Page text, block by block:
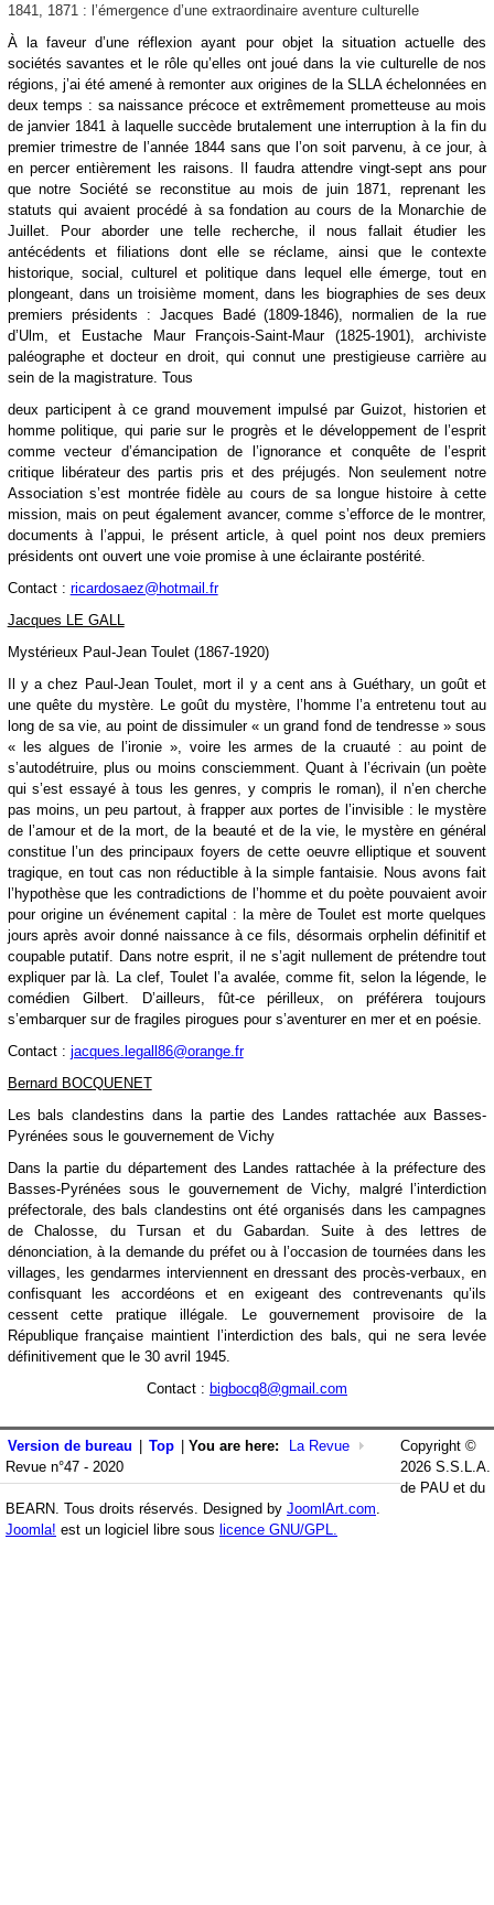
1841, 1871 : l’émergence d’une extraordinaire aventure culturelle
À la faveur d’une réflexion ayant pour objet la situation actuelle des
sociétés savantes et le rôle qu’elles ont joué dans la vie culturelle de nos
régions, j’ai été amené à remonter aux origines de la SLLA échelonnées en
deux temps : sa naissance précoce et extrêmement prometteuse au mois
de janvier 1841 à laquelle succède brutalement une interruption à la fin du
premier trimestre de l’année 1844 sans que l’on soit parvenu, à ce jour, à
en percer entièrement les raisons. Il faudra attendre vingt-sept ans pour
que notre Société se reconstitue au mois de juin 1871, reprenant les
statuts qui avaient procédé à sa fondation au cours de la Monarchie de
Juillet. Pour aborder une telle recherche, il nous fallait étudier les
antécédents et filiations dont elle se réclame, ainsi que le contexte
historique, social, culturel et politique dans lequel elle émerge, tout en
plongeant, dans un troisième moment, dans les biographies de ses deux
premiers présidents : Jacques Badé (1809-1846), normalien de la rue
d’Ulm, et Eustache Maur François-Saint-Maur (1825-1901), archiviste
paléographe et docteur en droit, qui connut une prestigieuse carrière au
sein de la magistrature. Tous
deux participent à ce grand mouvement impulsé par Guizot, historien et
homme politique, qui parie sur le progrès et le développement de l’esprit
comme vecteur d’émancipation de l’ignorance et conquête de l’esprit
critique libérateur des partis pris et des préjugés. Non seulement notre
Association s’est montrée fidèle au cours de sa longue histoire à cette
mission, mais on peut également avancer, comme s’efforce de le montrer,
documents à l’appui, le présent article, à quel point nos deux premiers
présidents ont ouvert une voie promise à une éclairante postérité.
Contact : ricardosaez@hotmail.fr
Jacques LE GALL
Mystérieux Paul-Jean Toulet (1867-1920)
Il y a chez Paul-Jean Toulet, mort il y a cent ans à Guéthary, un goût et
une quête du mystère. Le goût du mystère, l’homme l’a entretenu tout au
long de sa vie, au point de dissimuler « un grand fond de tendresse » sous
« les algues de l’ironie », voire les armes de la cruauté : au point de
s’autodétruire, plus ou moins consciemment. Quant à l’écrivain (un poète
qui s’est essayé à tous les genres, y compris le roman), il n’en cherche
pas moins, un peu partout, à frapper aux portes de l’invisible : le mystère
de l’amour et de la mort, de la beauté et de la vie, le mystère en général
constitue l’un des principaux foyers de cette oeuvre elliptique et souvent
tragique, en tout cas non réductible à la simple fantaisie. Nous avons fait
l’hypothèse que les contradictions de l’homme et du poète pouvaient avoir
pour origine un événement capital : la mère de Toulet est morte quelques
jours après avoir donné naissance à ce fils, désormais orphelin définitif et
coupable putatif. Dans notre esprit, il ne s’agit nullement de prétendre tout
expliquer par là. La clef, Toulet l’a avalée, comme fit, selon la légende, le
comédien Gilbert. D’ailleurs, fût-ce périlleux, on préférera toujours
s’embarquer sur de fragiles pirogues pour s’aventurer en mer et en poésie.
Contact : jacques.legall86@orange.fr
Bernard BOCQUENET
Les bals clandestins dans la partie des Landes rattachée aux Basses-
Pyrénées sous le gouvernement de Vichy
Dans la partie du département des Landes rattachée à la préfecture des
Basses-Pyrénées sous le gouvernement de Vichy, malgré l’interdiction
préfectorale, des bals clandestins ont été organisés dans les campagnes
de Chalosse, du Tursan et du Gabardan. Suite à des lettres de
dénonciation, à la demande du préfet ou à l’occasion de tournées dans les
villages, les gendarmes interviennent en dressant des procès-verbaux, en
confisquant les accordéons et en exigeant des contrevenants qu’ils
cessent cette pratique illégale. Le gouvernement provisoire de la
République française maintient l’interdiction des bals, qui ne sera levée
définitivement que le 30 avril 1945.
Contact : bigbocq8@gmail.com
Version de bureau | Top | You are here:
La Revue
Revue n°47 - 2020
Copyright ©
2026 S.S.L.A.
de PAU et du
BEARN. Tous droits réservés. Designed by JoomlArt.com
Joomla! est un logiciel libre sous licence GNU/GPL.